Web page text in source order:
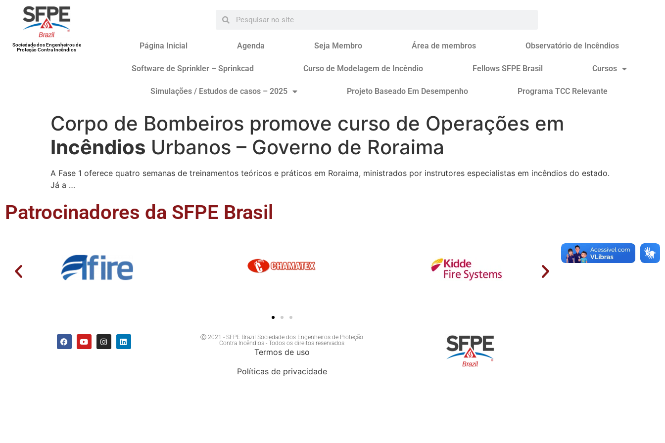
Sociedade dos Engenheiros de
Proteção Contra Incêndios
Página Inicial Agenda Seja Membro Área de membros Observatório de Incêndios
Software de Sprinkler – Sprinkcad Curso de Modelagem de Incêndio Fellows SFPE Brasil Cursos
Simulações / Estudos de casos – 2025 Projeto Baseado Em Desempenho Programa TCC Relevante
Corpo de Bombeiros promove curso de Operações em
Incêndios Urbanos – Governo de Roraima
A Fase 1 oferece quatro semanas de treinamentos teóricos e práticos em Roraima, ministrados por instrutores especialistas em incêndios do estado.
Já a …
Patrocinadores da SFPE Brasil
Ⓒ 2021 - SFPE Brazil Sociedade dos Engenheiros de Proteção
Contra Incêndios - Todos os direitos reservados
Termos de uso
Políticas de privacidade